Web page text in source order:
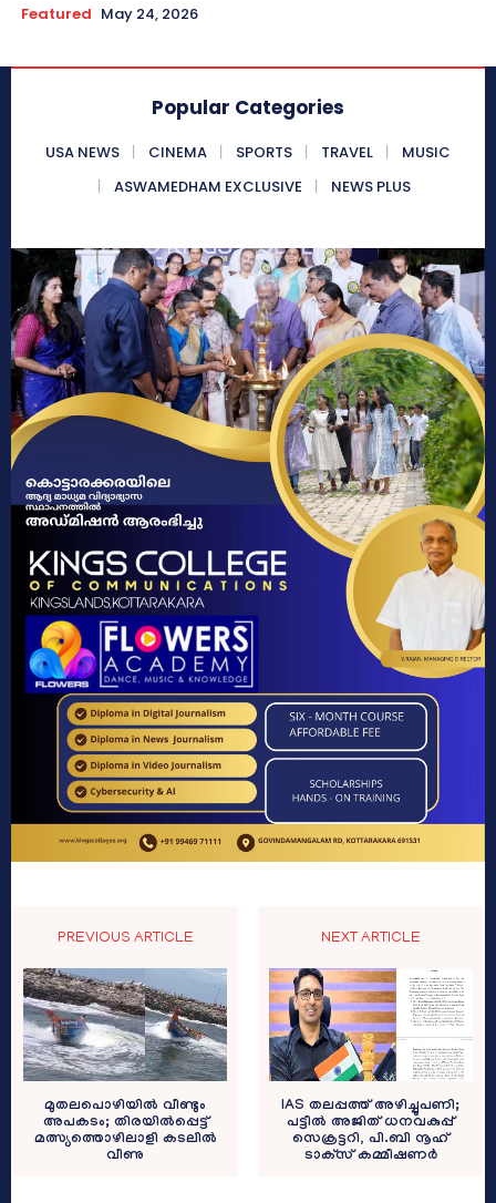
Featured May 24, 2026
Popular Categories
USA NEWS CINEMA SPORTS TRAVEL
MUSIC
ASWAMEDHAM EXCLUSIVE
NEWS PLUS
PREVIOUS ARTICLE
മുതലപൊഴിയിൽ വീണ്ടും
അപകടം; തിരയിൽപ്പെട്ട്
മത്സ്യത്തൊഴിലാളി കടലിൽ
വീണു
NEXT ARTICLE
IAS തലപ്പത്ത് അഴിച്ചുപണി;
പട്ടീല്‍ അജിത് ധനവകുപ്പ്
സെക്രട്ടറി, പി.ബി നൂഹ്
ടാക്‌സ് കമ്മീഷണര്‍